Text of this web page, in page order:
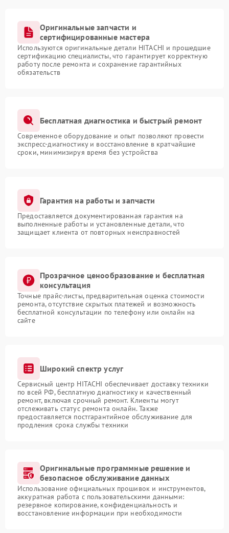
Оригинальные запчасти и
сертифицированные мастера
Используются оригинальные детали HITACHI и прошедшие
сертификацию специалисты, что гарантирует корректную
работу после ремонта и сохранение гарантийных
обязательств
Бесплатная диагностика и быстрый ремонт
Современное оборудование и опыт позволяют провести
экспресс-диагностику и восстановление в кратчайшие
сроки, минимизируя время без устройства
Гарантия на работы и запчасти
Предоставляется документированная гарантия на
выполненные работы и установленные детали, что
защищает клиента от повторных неисправностей
Прозрачное ценообразование и бесплатная
консультация
Точные прайс-листы, предварительная оценка стоимости
ремонта, отсутствие скрытых платежей и возможность
бесплатной консультации по телефону или онлайн на
сайте
Широкий спектр услуг
Сервисный центр HITACHI обеспечивает доставку техники
по всей РФ, бесплатную диагностику и качественный
ремонт, включая срочный ремонт. Клиенты могут
отслеживать статус ремонта онлайн. Также
предоставляется постгарантийное обслуживание для
продления срока службы техники
Оригинальные программные решение и
безопасное обслуживание данных
Использование официальных прошивок и инструментов,
аккуратная работа с пользовательскими данными:
резервное копирование, конфиденциальность и
восстановление информации при необходимости